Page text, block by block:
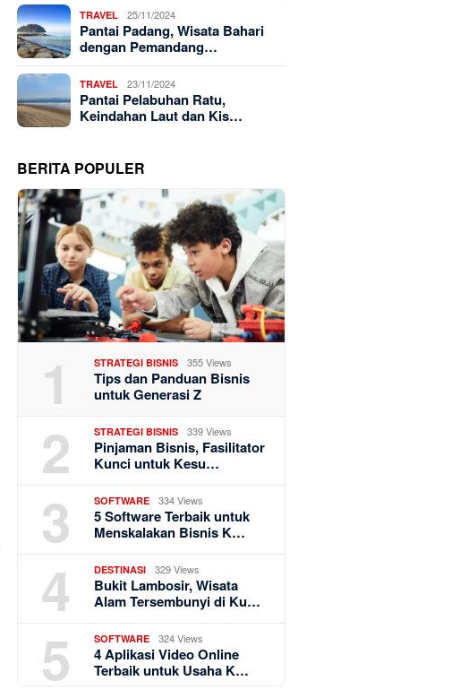
TRAVEL 25/11/2024
Pantai Padang, Wisata Bahari
dengan Pemandang…
TRAVEL 23/11/2024
Pantai Pelabuhan Ratu,
Keindahan Laut dan Kis…
BERITA POPULER
1 STRATEGI BISNIS 355 Views
Tips dan Panduan Bisnis
untuk Generasi Z
2 STRATEGI BISNIS 339 Views
Pinjaman Bisnis, Fasilitator
Kunci untuk Kesu…
3 SOFTWARE 334 Views
5 Software Terbaik untuk
Menskalakan Bisnis K…
4 DESTINASI 329 Views
Bukit Lambosir, Wisata
Alam Tersembunyi di Ku…
5 SOFTWARE 324 Views
4 Aplikasi Video Online
Terbaik untuk Usaha K…